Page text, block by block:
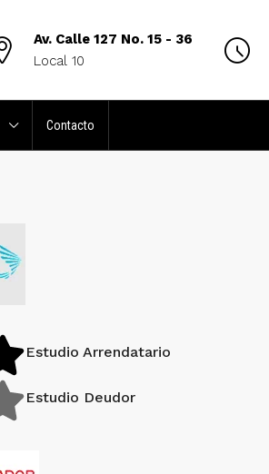
Av. Calle 127 No. 15 - 36
Local 10
Contacto
Estudio Arrendatario
Estudio Deudor